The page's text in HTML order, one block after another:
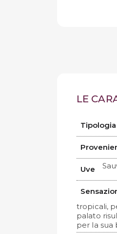
LE
Tipologia
Uve
tropicali,
palato
per la sua